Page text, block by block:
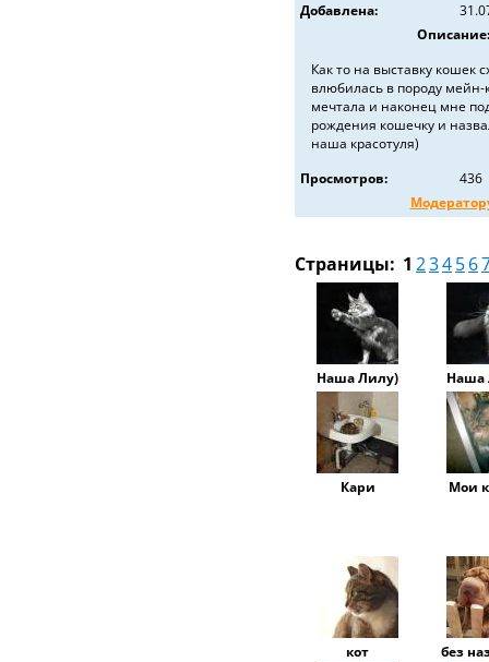
Добавлена:
Описание:
Как то на выставку кошек
влюбилась в породу мейн-
мечтала и наконец мне
рождения кошечку и
наша красотуля)
Просмотров:
436
Страницы: 1 23456
Наша Лилу) Наша
Кари Мои
кот без